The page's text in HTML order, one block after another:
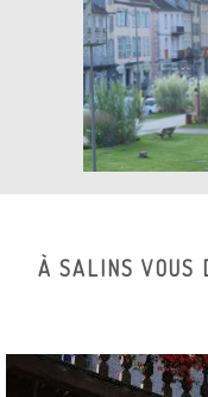
À SALINS VOUS